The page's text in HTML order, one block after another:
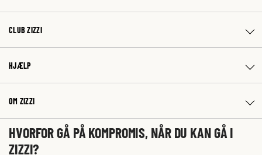
CLUB ZIZZI
HJÆLP
OM ZIZZI
HVORFOR GÅ PÅ KOMPROMIS, NÅR DU KAN GÅ I
ZIZZI?